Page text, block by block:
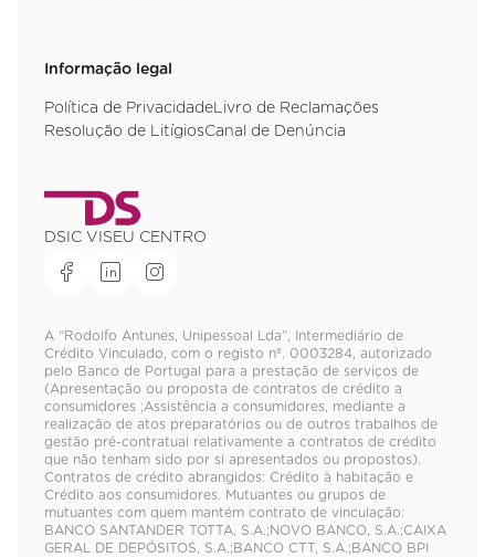
Informação legal
Política de Privacidade Livro de Reclamações
Resolução de LitígiosCanal de Denúncia
DSIC VISEU CENTRO
A “Rodolfo Antunes, Unipessoal Lda”, Intermediário de
Crédito Vinculado, com o registo nº. 0003284, autorizado
pelo Banco de Portugal para a prestação de serviços de
(Apresentação ou proposta de contratos de crédito a
consumidores ;Assistência a consumidores, mediante a
realização de atos preparatórios ou de outros trabalhos de
gestão pré-contratual relativamente a contratos de crédito
que não tenham sido por si apresentados ou propostos).
Contratos de crédito abrangidos: Crédito à habitação e
Crédito aos consumidores. Mutuantes ou grupos de
mutuantes com quem mantém contrato de vinculação:
BANCO SANTANDER TOTTA, S.A.;NOVO BANCO, S.A.;CAIXA
GERAL DE DEPÓSITOS, S.A.;BANCO CTT, S.A.;BANCO BPI